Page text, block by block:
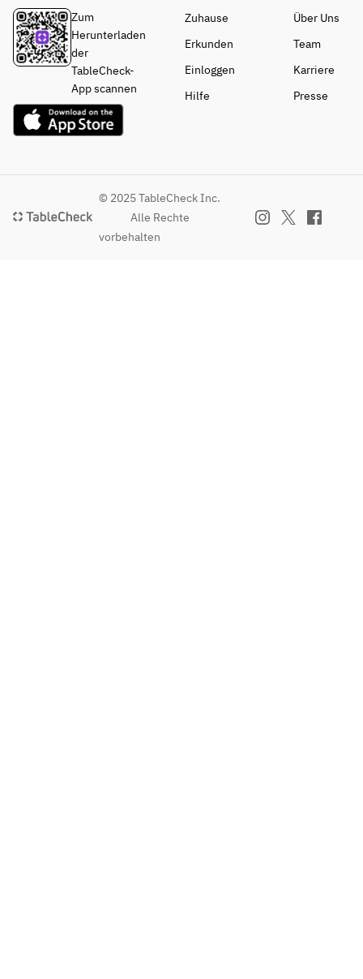
Zum
Herunterladen
der
TableCheck-
App scannen
Zuhause
Erkunden
Einloggen
Hilfe
Über Uns
Team
Karriere
Presse
© 2025 TableCheck Inc.
Alle Rechte
vorbehalten